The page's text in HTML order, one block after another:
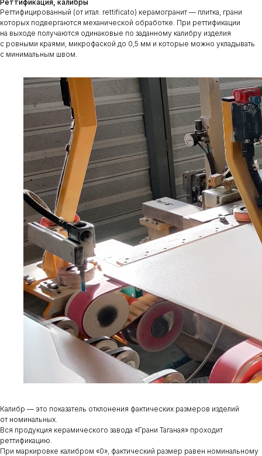
Реттификация, калибры
Реттифицированный (от итал. rettificato) керамогранит — плитка, грани
которых подвергаются механической обработке. При реттификации
на выходе получаются одинаковые по заданному калибру изделия
с ровными краями, микрофаской до 0,5 мм и которые можно укладывать
с минимальным швом.
Калибр — это показатель отклонения фактических размеров изделий
от номинальных.
Вся продукция керамического завода «Грани Таганая» проходит
реттификацию.
При маркировке калибром «0», фактический размер равен номинальному